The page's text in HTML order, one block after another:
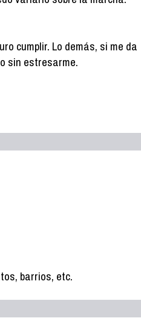
cumplir. Lo demás, si me da
sin estresarme.
barrios, etc.